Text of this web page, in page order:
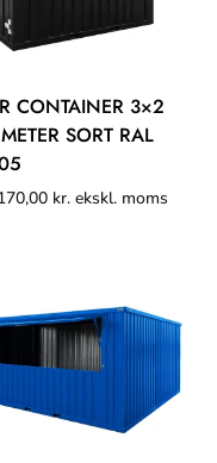
CONTAINER 3×2
SORT RAL
kr. ekskl. moms